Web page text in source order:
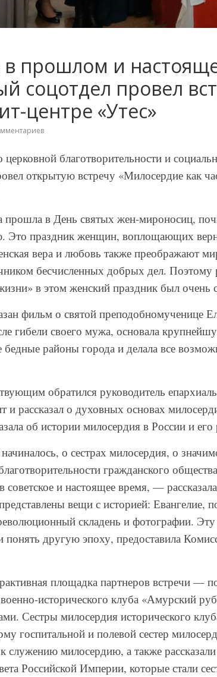
прошлом и
соцотдел провел
центре «Утес»
церковной благотворительности и
открытую встречу «Милосердие как
прошла в День святых жен-мироносиц,
Это праздник женщин, воплощающих
вера и любовь также преображают
бесчисленных добрых дел. Поэтому
в этом женский праздник был очень
фильм о святой преподобномученице
гибели своего мужа, основала
районы города и делала все
обратился руководитель
рассказал о духовных основах
об истории милосердия в России и
о сестрах милосердия, о
гражданского
и настоящее время, —
вещи с историей: Евангелие,
складень и фотографии.
понять другую эпоху, предоставила
площадка партнеров встречи —
исторического клуба «Амурский
Сестры милосердия исторического
госпитальной и полевой сестер
служению милосердию, а также
Российской Империи, которые стали